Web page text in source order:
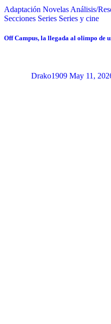
Adaptación Novelas Análisis/
Secciones Series Series y cine
Off Campus, la llegada al olimpo de
Drako1909 May 11,